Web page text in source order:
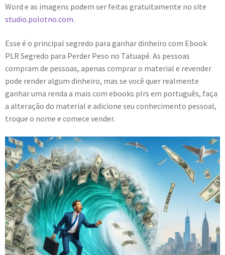
Word e as imagens podem ser feitas gratuitamente no site
studio.polotno.com.
Esse é o principal segredo para ganhar dinheiro com Ebook
PLR Segredo para Perder Peso no Tatuapé. As pessoas
compram de pessoas, apenas comprar o material e revender
pode render algum dinheiro, mas se você quer realmente
ganhar uma renda a mais com ebooks plrs em português, faça
a alteração do material e adicione seu conhecimento pessoal,
troque o nome e comece vender.